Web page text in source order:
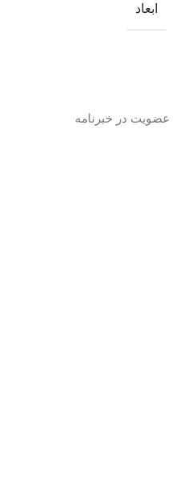
ابعاد
عضویت در خبرنامه